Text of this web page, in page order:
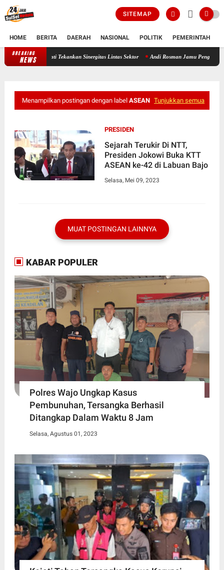
SITEMAP
HOME BERITA DAERAH NASIONAL POLITIK PEMERINTAH
BREAKING
NEWS Lepas Sambut Kapolres Wajo Berlangsung Hangat, Bupati Tekankan
Menampilkan postingan dengan label ASEAN Tunjukkan semua
PRESIDEN
Sejarah Terukir Di NTT,
Presiden Jokowi Buka KTT
ASEAN ke-42 di Labuan Bajo
Selasa, Mei 09, 2023
MUAT POSTINGAN LAINNYA
KABAR POPULER
Polres Wajo Ungkap Kasus
Pembunuhan, Tersangka Berhasil
Ditangkap Dalam Waktu 8 Jam
Selasa, Agustus 01, 2023